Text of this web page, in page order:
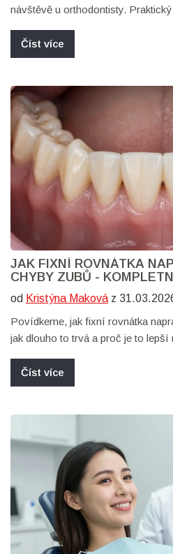
návštěvě u orthodontisty.
Číst více
JAK FIXNÍ ROVNÁTKA
CHYBY ZUBŮ -
od Kristýna Maková z
Povídkeme, jak fixní rovnátka
jak dlouho to trvá a proč je to lepší
Číst více